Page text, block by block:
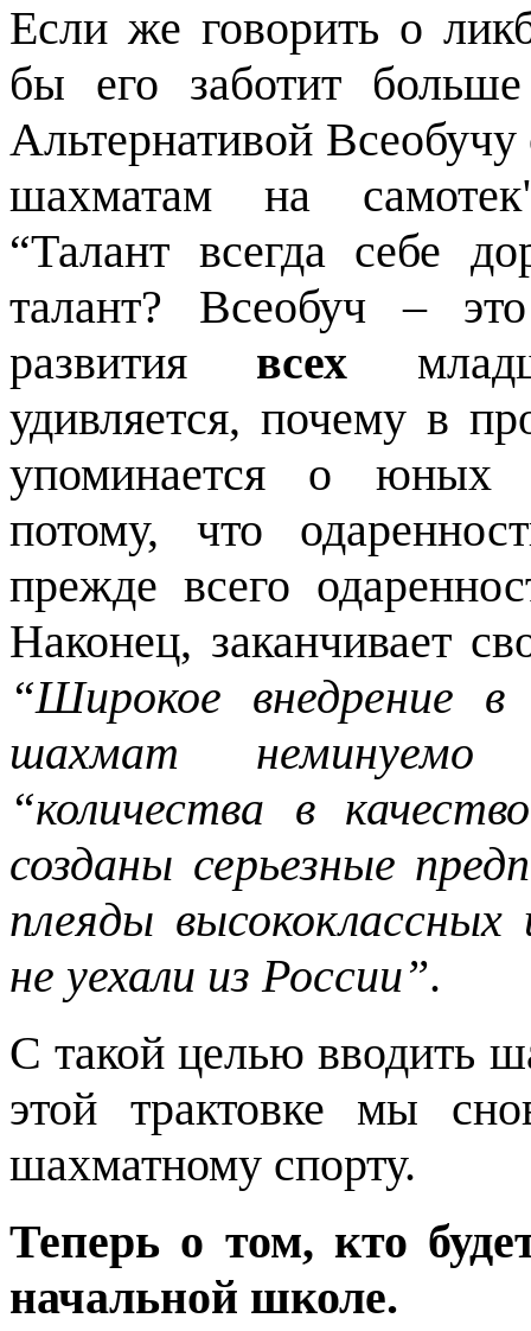
Если же говорить о
бы его заботит
Альтернативой
шахматам на
“Талант всегда себе
талант? Всеобуч –
развития всех
удивляется, почему в
упоминается о юных
потому, что
прежде всего
Наконец, заканчивает
“Широкое внедрение в
шахмат
“количества в
созданы серьезные
плеяды
не уехали из России”.
С такой целью вводить
этой трактовке мы
шахматному спорту.
Теперь о том, кто
начальной школе.